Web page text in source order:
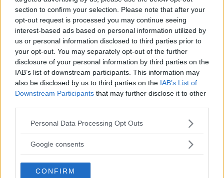
section to confirm your selection. Please note that after your
opt-out request is processed you may continue seeing
interest-based ads based on personal information utilized by
us or personal information disclosed to third parties prior to
your opt-out. You may separately opt-out of the further
disclosure of your personal information by third parties on the
IAB’s list of downstream participants. This information may
also be disclosed by us to third parties on the IAB’s List of
Downstream Participants that may further disclose it to other
Please note that this website/app uses one or more Google
not limited to your visit or usage behaviour. You may click to
use your data for below specified purposes in below Google
consent section.
Personal Data Processing Opt Outs
Google consents
CONFIRM
NYHETER 03 februari 2023 13.00
Ny undersökning: Vimmerby är en av
landets tryggaste kommuner
03 februari 2022 14.56